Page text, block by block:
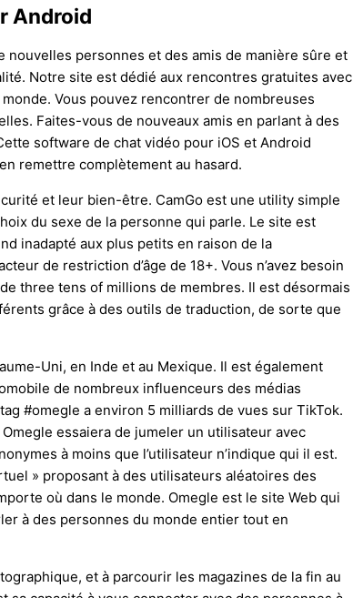
Android
personnes et des amis de manière sûre et
Notre site est dédié aux rencontres gratuites avec
Vous pouvez rencontrer de nombreuses
Faites-vous de nouveaux amis en parlant à des
software de chat vidéo pour iOS et Android
remettre complètement au hasard.
et leur bien-être. CamGo est une utility simple
du sexe de la personne qui parle. Le site est
inadapté aux plus petits en raison de la
de restriction d’âge de 18+. Vous n’avez besoin
three tens of millions de membres. Il est désormais
grâce à des outils de traduction, de sorte que
Uni, en Inde et au Mexique. Il est également
de nombreux influenceurs des médias
#omegle a environ 5 milliards de vues sur TikTok.
essaiera de jumeler un utilisateur avec
à moins que l’utilisateur n’indique qui il est.
» proposant à des utilisateurs aléatoires des
où dans le monde. Omegle est le site Web qui
à des personnes du monde entier tout en
et à parcourir les magazines de la fin au